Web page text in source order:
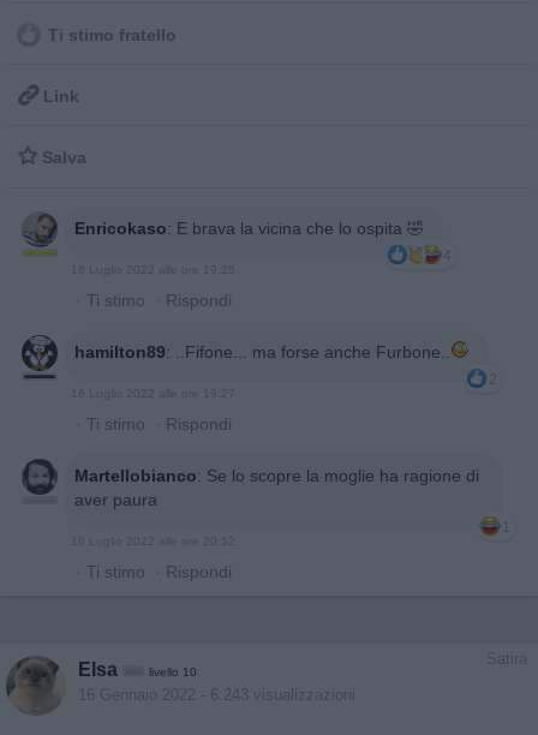
Ti stimo fratello
 Link
 Salva
Enricokaso: E brava la vicina che lo ospita 🤣
4
16 Luglio 2022 alle ore 19:25
· Ti stimo · Rispondi
hamilton89: ..Fifone... ma forse anche Furbone..
2
16 Luglio 2022 alle ore 19:27
· Ti stimo · Rispondi
Martellobianco: Se lo scopre la moglie ha ragione di
aver paura
1
· Ti stimo · Rispondi
Satira
Elsa livello 10
16 Gennaio 2022 - 6.243 visualizzazioni